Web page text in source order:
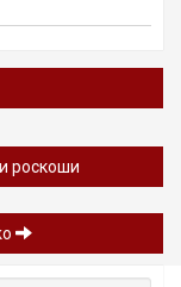
роскоши